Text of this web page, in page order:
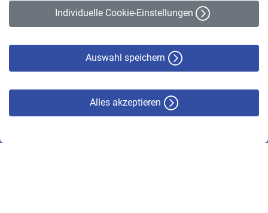
Individuelle Cookie-Einstellungen
Auswahl speichern
Alles akzeptieren
Erklärung zur Barrierefreiheit
© VBL 2026